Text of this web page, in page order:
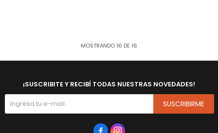
MOSTRANDO 16 DE 16
¡SUSCRIBITE Y RECIBÍ TODAS NUESTRAS NOVEDADES!
SUSCRIBIRME
 